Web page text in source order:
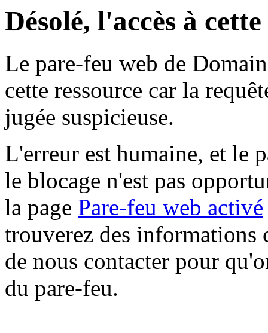
Désolé, l'accès à
Le pare-feu web de
cette ressource car la
jugée suspicieuse.
L'erreur est humaine, et le
le blocage n'est pas
la page Pare-feu web activé
trouverez des informations
de nous contacter pour
du pare-feu.